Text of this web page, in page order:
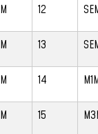
M 12
M 13
M 14
M 15